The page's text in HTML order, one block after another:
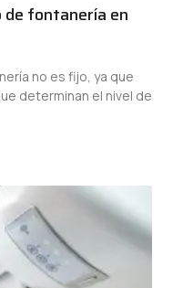
de fontanería en
no es fijo, ya que
determinan el nivel de